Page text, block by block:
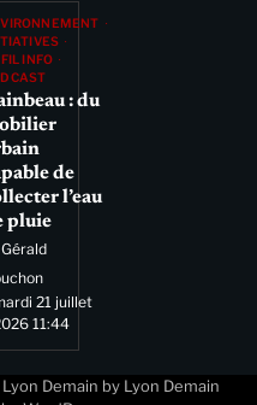
INFO
: du
de
l’eau
pluie
Gérald
21 juillet
11:44
| Lyon Demain by Lyon Demain